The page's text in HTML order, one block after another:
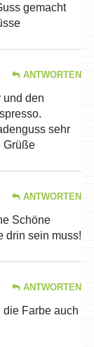
gemacht
ANTWORTEN
und den
sehr
Grüße
ANTWORTEN
Schöne
drin sein muss!
ANTWORTEN
die Farbe auch